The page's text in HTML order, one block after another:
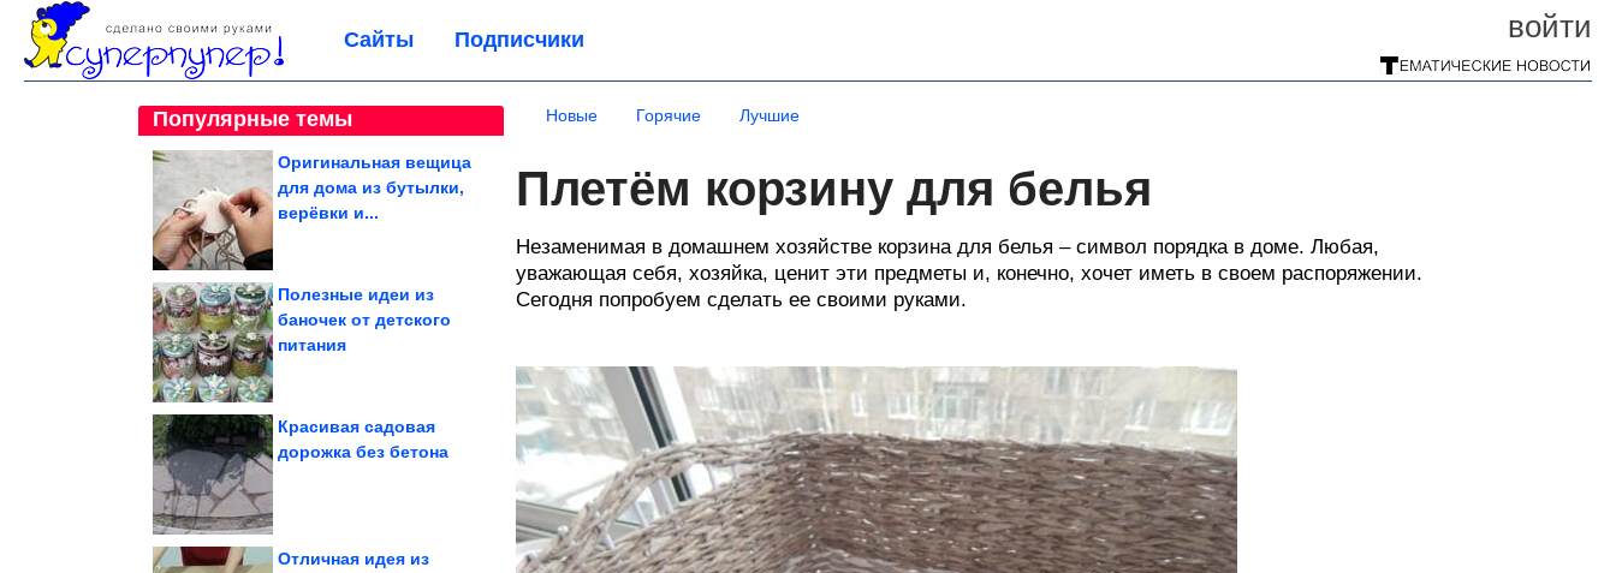
войти
Сайты Подписчики
Популярные темы
Оригинальная вещица
для дома из бутылки,
верёвки и...
Полезные идеи из
баночек от детского
питания
Красивая садовая
дорожка без бетона
Отличная идея из
Новые Горячие Лучшие
Плетём корзину для белья
Незаменимая в домашнем хозяйстве корзина для белья – символ порядка в доме. Любая,
уважающая себя, хозяйка, ценит эти предметы и, конечно, хочет иметь в своем распоряжении.
Сегодня попробуем сделать ее своими руками.